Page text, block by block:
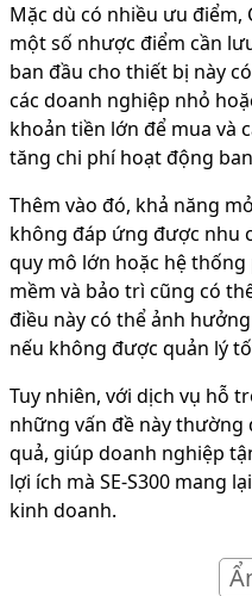
Mặc dù có nhiều ưu điểm,
một số nhược điểm cần
ban đầu cho thiết bị này
các doanh nghiệp nhỏ
khoản tiền lớn để mua và
tăng chi phí hoạt động
Thêm vào đó, khả năng
không đáp ứng được nhu
quy mô lớn hoặc hệ
mềm và bảo trì cũng có
điều này có thể ảnh
nếu không được quản lý
Tuy nhiên, với dịch vụ hỗ
những vấn đề này thường
quả, giúp doanh nghiệp
lợi ích mà SE-S300 mang
kinh doanh.